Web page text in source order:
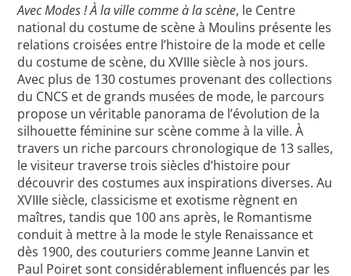
Concours scolaires
Conférences, tables rondes
Critique d’ouvrages publiés
Culture
Avec Modes ! À la ville comme à la scène, le Centre
national du costume de scène à Moulins présente les
relations croisées entre l’histoire de la mode et celle
du costume de scène, du XVIIIe siècle à nos jours.
Avec plus de 130 costumes provenant des collections
du CNCS et de grands musées de mode, le parcours
propose un véritable panorama de l’évolution de la
silhouette féminine sur scène comme à la ville. À
travers un riche parcours chronologique de 13 salles,
le visiteur traverse trois siècles d’histoire pour
découvrir des costumes aux inspirations diverses. Au
XVIIIe siècle, classicisme et exotisme règnent en
maîtres, tandis que 100 ans après, le Romantisme
conduit à mettre à la mode le style Renaissance et
dès 1900, des couturiers comme Jeanne Lanvin et
Paul Poiret sont considérablement influencés par les